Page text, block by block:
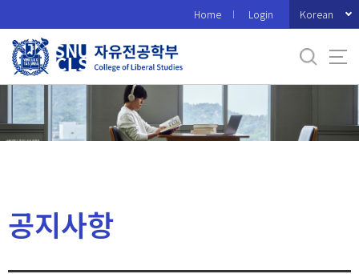
로
메
Home Login Korean
공지사항